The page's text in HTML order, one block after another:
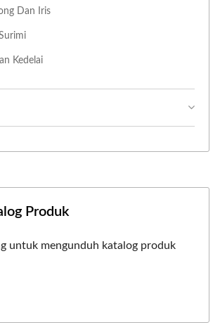
Dan Iris
Kedelai
Produk
untuk mengunduh katalog produk